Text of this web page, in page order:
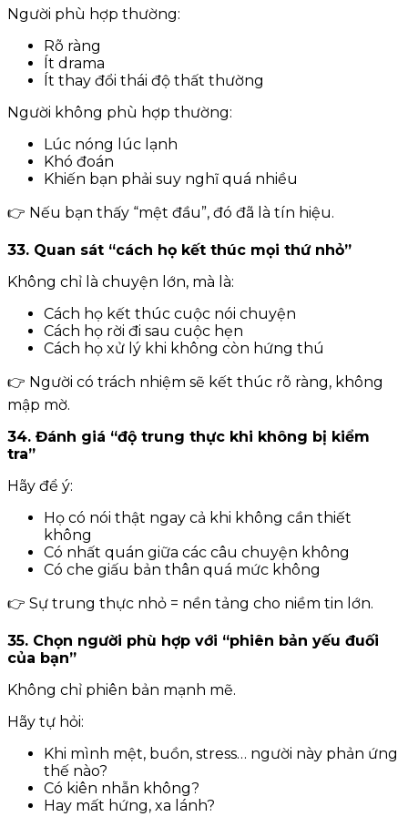
Người phù hợp thường:
Rõ ràng
Ít drama
Ít thay đổi thái độ thất thường
Người không phù hợp thường:
Lúc nóng lúc lạnh
Khó đoán
Khiến bạn phải suy nghĩ quá nhiều
👉 Nếu bạn thấy “mệt đầu”, đó đã là tín hiệu.
33. Quan sát “cách họ kết thúc mọi thứ nhỏ”
Không chỉ là chuyện lớn, mà là:
Cách họ kết thúc cuộc nói chuyện
Cách họ rời đi sau cuộc hẹn
Cách họ xử lý khi không còn hứng thú
👉 Người có trách nhiệm sẽ kết thúc rõ ràng, không
mập mờ.
34. Đánh giá “độ trung thực khi không bị kiểm
tra”
Hãy để ý:
Họ có nói thật ngay cả khi không cần thiết
không
Có nhất quán giữa các câu chuyện không
Có che giấu bản thân quá mức không
👉 Sự trung thực nhỏ = nền tảng cho niềm tin lớn.
35. Chọn người phù hợp với “phiên bản yếu đuối
của bạn”
Không chỉ phiên bản mạnh mẽ.
Hãy tự hỏi:
Khi mình mệt, buồn, stress… người này phản ứng
thế nào?
Có kiên nhẫn không?
Hay mất hứng, xa lánh?